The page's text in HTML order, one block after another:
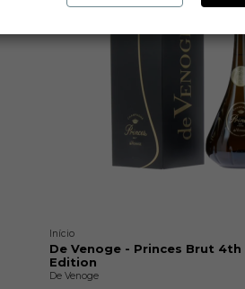
Início
De Venoge - Princes Brut 4th
Edition
De Venoge